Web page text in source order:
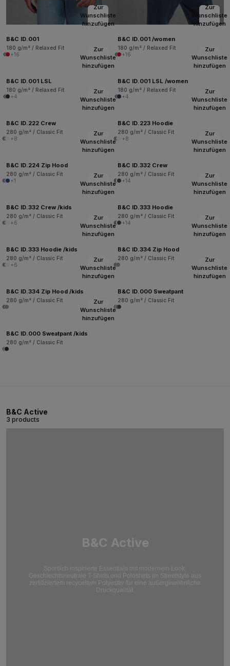
Zur
Wunschliste
hinzufügen
B&C ID.001
180 g/m² / Relaxed Fit
+16
Zur
Wunschliste
hinzufügen
B&C ID.001 /women
180 g/m² / Relaxed Fit
+16
Zur
Wunschliste
hinzufügen
B&C ID.001 LSL
180 g/m² / Relaxed Fit
+4
Zur
Wunschliste
hinzufügen
B&C ID.001 LSL /women
180 g/m² / Relaxed Fit
+4
Zur
Wunschliste
hinzufügen
B&C ID.222 Crew
280 g/m² / Classic Fit
+8
Zur
Wunschliste
hinzufügen
B&C ID.223 Hoodie
280 g/m² / Classic Fit
+8
Zur
Wunschliste
hinzufügen
B&C ID.224 Zip Hood
280 g/m² / Classic Fit
+1
Zur
Wunschliste
hinzufügen
B&C ID.332 Crew
280 g/m² / Classic Fit
+14
Zur
Wunschliste
hinzufügen
B&C ID.332 Crew /kids
280 g/m² / Classic Fit
+6
Zur
Wunschliste
hinzufügen
B&C ID.333 Hoodie
280 g/m² / Classic Fit
+14
Zur
Wunschliste
hinzufügen
B&C ID.333 Hoodie /kids
280 g/m² / Classic Fit
+6
Zur
Wunschliste
hinzufügen
B&C ID.334 Zip Hood
280 g/m² / Classic Fit
Zur
Wunschliste
hinzufügen
B&C ID.334 Zip Hood /kids
280 g/m² / Classic Fit
Zur
Wunschliste
hinzufügen
B&C ID.000 Sweatpant
280 g/m² / Classic Fit
Zur
Wunschliste
hinzufügen
B&C ID.000 Sweatpant /kids
280 g/m² / Classic Fit
B&C Active
3 products
B&C Active
Sportlich inspirierte Essentials mit modernem Look.
Geschlechtsneutrale T-Shirts und Poloshirts im Streetstyle aus
zertifiziertem recyceltem Polyester für eine außergewöhnliche
Druckqualität.